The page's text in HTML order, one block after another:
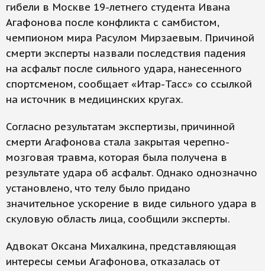
гибели в Москве 19-летнего студента Ивана
Агафонова после конфликта с самбистом,
чемпионом мира Расулом Мирзаевым. Причиной
смерти эксперты назвали последствия падения
на асфальт после сильного удара, нанесенного
спортсменом, сообщает «Итар-Тасс» со ссылкой
на источник в медицинских кругах.
Согласно результатам экспертизы, причинной
смерти Агафонова стала закрытая черепно-
мозговая травма, которая была получена в
результате удара об асфальт. Однако однозначно
установлено, что телу было придано
значительное ускорение в виде сильного удара в
скуловую область лица, сообщили эксперты.
Адвокат Оксана Михалкина, представляющая
интересы семьи Агафонова, отказалась от